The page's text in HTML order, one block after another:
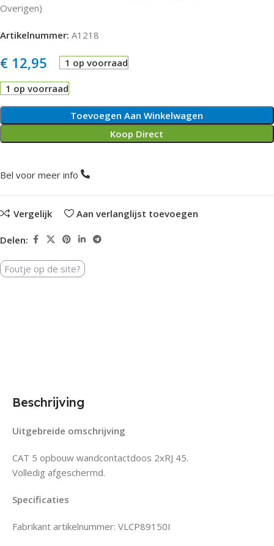
Overigen)
Artikelnummer: A1218
€ 12,95 1 op voorraad
1 op voorraad
Toevoegen Aan Winkelwagen
Koop Direct
Bel voor meer info
Vergelijk Aan verlanglijst toevoegen
Delen:
Foutje op de site?
Beschrijving
Uitgebreide omschrijving
CAT 5 opbouw wandcontactdoos 2xRJ 45.
Volledig afgeschermd.
Specificaties
Fabrikant artikelnummer: VLCP89150I